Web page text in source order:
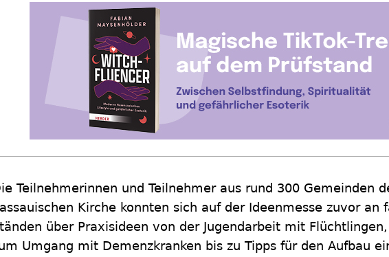
Teilnehmerinnen und Teilnehmer aus rund 300 Gemeinden
Kirche konnten sich auf der Ideenmesse zuvor an
über Praxisideen von der Jugendarbeit mit
Umgang mit Demenzkranken bis zu Tipps für den Aufbau